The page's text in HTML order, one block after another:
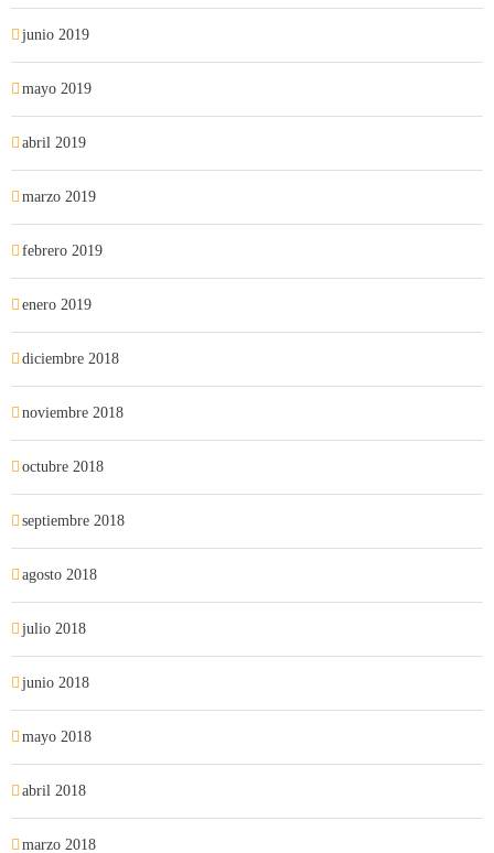
junio 2019
mayo 2019
abril 2019
marzo 2019
febrero 2019
enero 2019
diciembre 2018
noviembre 2018
octubre 2018
septiembre 2018
agosto 2018
julio 2018
junio 2018
mayo 2018
abril 2018
marzo 2018